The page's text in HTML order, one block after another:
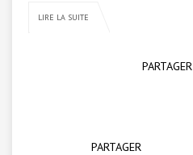
LIRE LA SUITE
PARTAGER
PARTAGER